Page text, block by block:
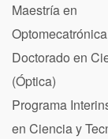
Maestría en
Optomecatrónica
Doctorado en
(Óptica)
Programa
en Ciencia y